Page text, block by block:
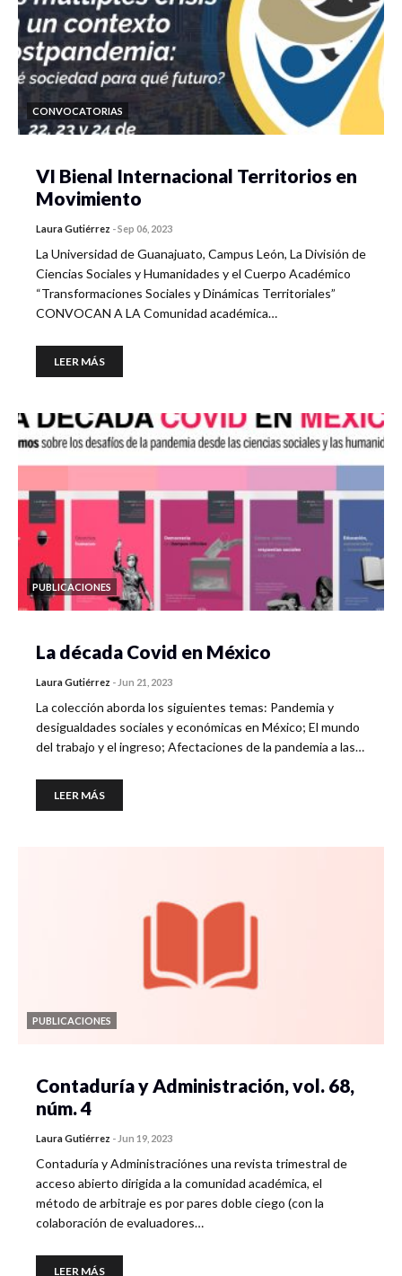
CONVOCATORIAS
VI Bienal Internacional Territorios en
Movimiento
Laura Gutiérrez -Sep 06, 2023
La Universidad de Guanajuato, Campus León, La División de
Ciencias Sociales y Humanidades y el Cuerpo Académico
“Transformaciones Sociales y Dinámicas Territoriales”
CONVOCAN A LA Comunidad académica…
LEER MÁS
PUBLICACIONES
La década Covid en México
Laura Gutiérrez - Jun 21, 2023
La colección aborda los siguientes temas: Pandemia y
desigualdades sociales y económicas en México; El mundo
del trabajo y el ingreso; Afectaciones de la pandemia a las…
LEER MÁS
PUBLICACIONES
Contaduría y Administración, vol. 68,
núm. 4
Laura Gutiérrez - Jun 19, 2023
Contaduría y Administraciónes una revista trimestral de
acceso abierto dirigida a la comunidad académica, el
método de arbitraje es por pares doble ciego (con la
colaboración de evaluadores…
LEER MÁS